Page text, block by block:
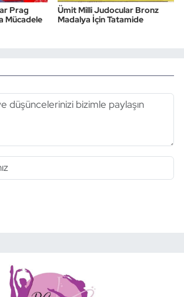
Prag
Mücadele
Ümit Milli Judocular Bronz
Madalya İçin Tatamide